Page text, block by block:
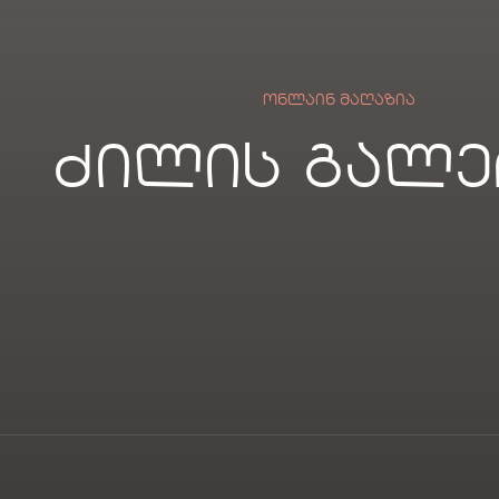
ძილის
ᲝᲜᲚᲐᲘᲜ ᲛᲐᲦᲐᲖᲘᲐ